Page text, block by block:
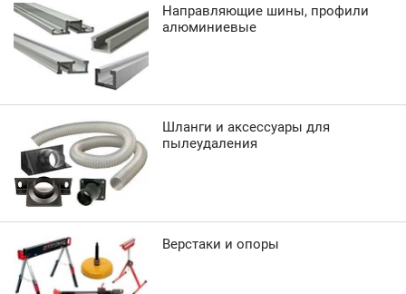
Направляющие шины, профили
алюминиевые
Шланги и аксессуары для
пылеудаления
Верстаки и опоры